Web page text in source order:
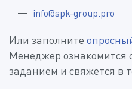
info@spk-group.pro
Или заполните
Менеджер ознакомится
заданием и свяжется в